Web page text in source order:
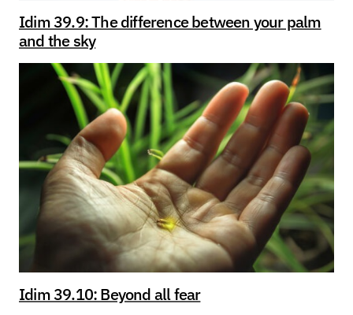
Idim 39.9: The difference between your palm
and the sky
Idim 39.10: Beyond all fear